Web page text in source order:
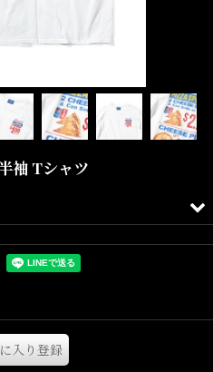
袖 Tシャツ
したTシャツとなります
切り取った一枚。
イズ)／
入り登録